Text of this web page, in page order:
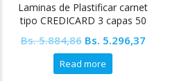
Laminas de Plastificar carnet
tipo CREDICARD 3 capas 50
Bs.5.884,86 Original
price
was:
Bs. 5.296,37Current
Read more